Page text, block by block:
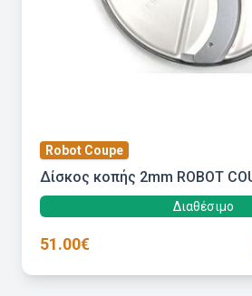
Robot Coupe
Δίσκος κοπής 2mm ROBOT
Διαθέσιμο
51.00€